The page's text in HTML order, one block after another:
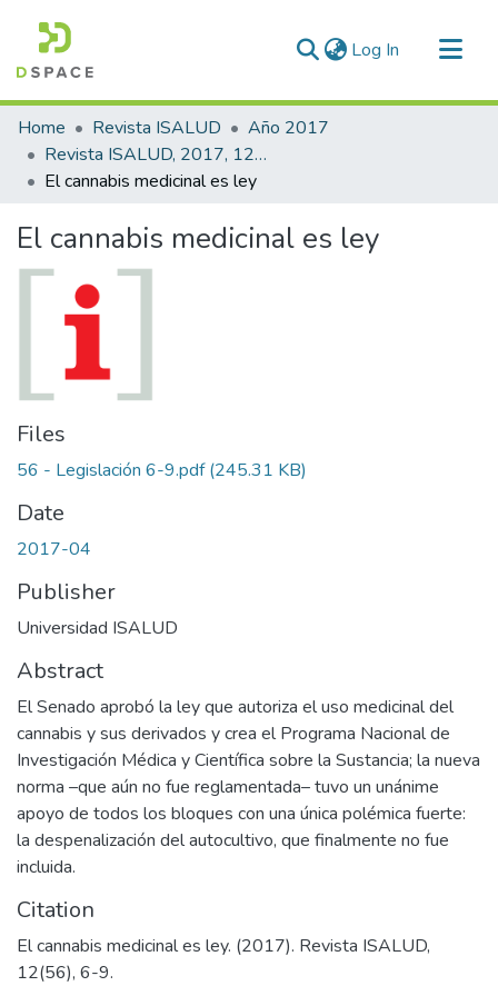
Log In (current)
Communities & Collections
All of DSpace
Statistics
Home Revista ISALUD
Año 2017
Revista ISALUD, 2017, 12(56)
El cannabis medicinal es ley
El cannabis medicinal es ley
Files
56 - Legislación 6-9.pdf(245.31 KB)
Date
2017-04
Publisher
Universidad ISALUD
Abstract
El Senado aprobó la ley que autoriza el uso medicinal del
cannabis y sus derivados y crea el Programa Nacional de
Investigación Médica y Científica sobre la Sustancia; la nueva
norma –que aún no fue reglamentada– tuvo un unánime
apoyo de todos los bloques con una única polémica fuerte:
la despenalización del autocultivo, que finalmente no fue
incluida.
Citation
El cannabis medicinal es ley. (2017). Revista ISALUD,
12(56), 6-9.